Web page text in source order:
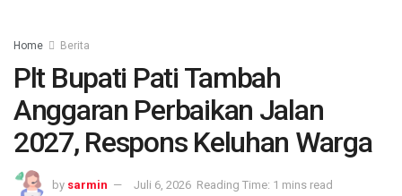
Home Berita
Plt Bupati Pati Tambah
Anggaran Perbaikan Jalan
2027, Respons Keluhan Warga
by sarmin Juli 6, 2026 Reading Time: 1 mins read